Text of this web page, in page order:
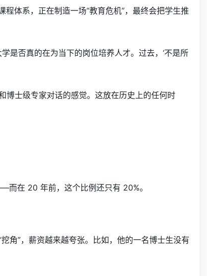
体系，正在制造一场“教育危机”，最终会把学生推
是否真的在为当下的岗位培养人才。过去，‘不是所
博士级专家对话的感觉。这放在历史上的任何时
在 20 年前，这个比例还只有 20%。
角”，薪资越来越夸张。比如，他的一名博士生没有